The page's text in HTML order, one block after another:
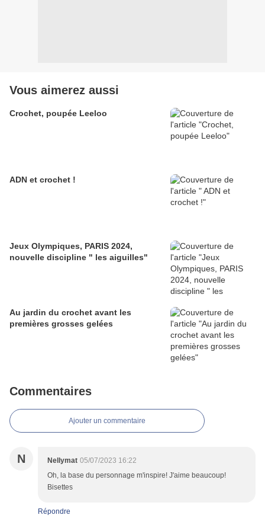
Vous aimerez aussi
Crochet, poupée Leeloo
ADN et crochet !
Jeux Olympiques, PARIS 2024,
nouvelle discipline " les aiguilles"
Au jardin du crochet avant les
premières grosses gelées
Commentaires
Ajouter un commentaire
N Nellymat 05/07/2023 16:22
Oh, la base du personnage m'inspire! J'aime beaucoup!
Bisettes
Répondre